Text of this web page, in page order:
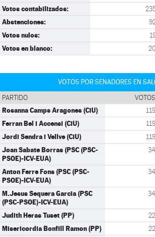
Votos contabilizados:
Abstenciones:
Votos nulos:
Votos en blanco:
VOTOS POR SENADORES EN
PARTIDO VOTOS
Rosanna Camps Aragones (CiU) 119
Ferran Bel i Accensi (CiU) 119
Jordi Sendra i Vellve (CiU) 119
Joan Sabate Borras (PSC (PSC-
PSOE)-ICV-EUA)
34
Anton Ferre Fons (PSC (PSC-
PSOE)-ICV-EUA)
34
M.Jesus Sequera Garcia (PSC
(PSC-PSOE)-ICV-EUA)
34
Judith Heras Tuset (PP) 22
Misericordia Bonfill Ramon (PP) 22